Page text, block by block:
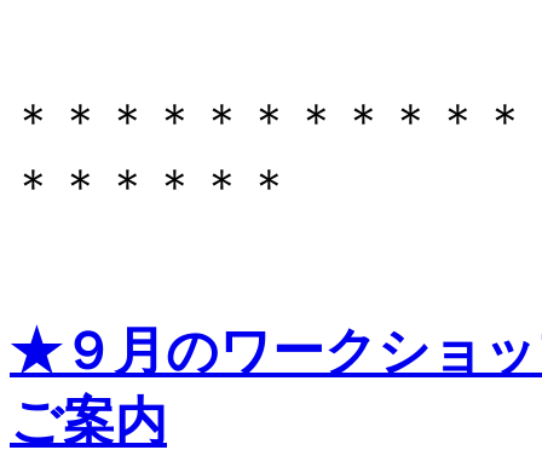
＊＊＊＊＊＊＊＊＊＊
＊＊＊＊＊＊
★９月のワークショ
ご案内